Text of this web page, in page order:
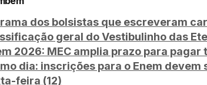
dos bolsistas que escreveram
geral do Vestibulinho das
2026: MEC amplia prazo para
dia: inscrições para o Enem
feira (12)